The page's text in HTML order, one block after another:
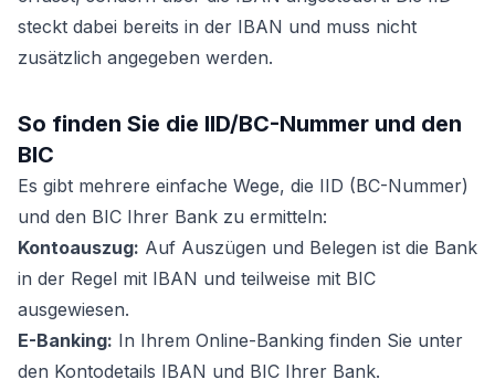
steckt dabei bereits in der IBAN und muss nicht
zusätzlich angegeben werden.
So finden Sie die IID/BC-Nummer und den
BIC
Es gibt mehrere einfache Wege, die IID (BC-Nummer)
und den BIC Ihrer Bank zu ermitteln:
Kontoauszug: Auf Auszügen und Belegen ist die Bank
in der Regel mit IBAN und teilweise mit BIC
ausgewiesen.
E-Banking: In Ihrem Online-Banking finden Sie unter
den Kontodetails IBAN und BIC Ihrer Bank.